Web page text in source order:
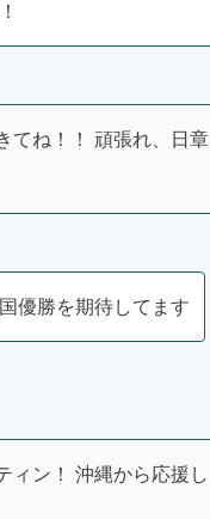
てね！！ 頑張れ、日章
優勝を期待してます
ィン！ 沖縄から応援し